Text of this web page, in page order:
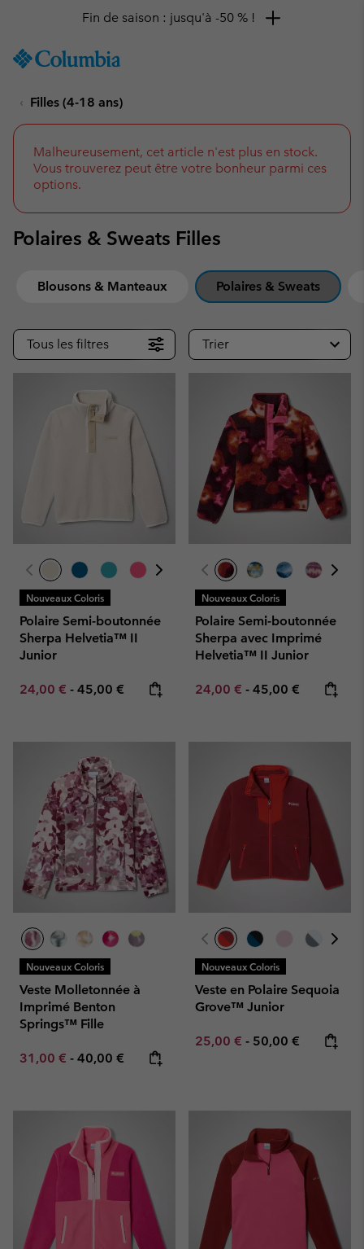
TO
SKIP
NAV
SKIP
TO
SEARCH
Remise de 10 % à saisir
Filles (4-18 ans)
Malheureusement, cet article n'est plus en stock.
Vous trouverez peut être votre bonheur parmi ces
options.
Polaires & Sweats Filles
Blousons & Manteaux Polaires & Sweats
Tous les filtres Trier
Nouveaux Coloris
Polaire Semi-boutonnée
Sherpa Helvetia™ II
Junior
Minimum sale price:
24,00 € - Maximum price:
45,00 €
Nouveaux Coloris
Polaire Semi-boutonnée
Sherpa avec Imprimé
Helvetia™ II Junior
Minimum sale price:
24,00 € - Maximum price:
45,00 €
Nouveaux Coloris
Veste Molletonnée à
Imprimé Benton
Springs™ Fille
Minimum sale price:
31,00 € - Maximum price:
40,00 €
Nouveaux Coloris
Veste en Polaire Sequoia
Grove™ Junior
Minimum sale price:
25,00 € - Maximum price:
50,00 €